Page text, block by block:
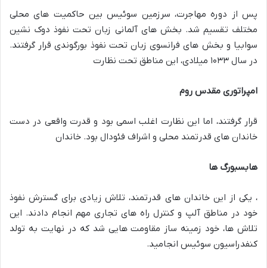
پس از دوره مهاجرت، سرزمین سوئیس بین حاکمیت های محلی
مختلف تقسیم شد. بخش های آلمانی زبان تحت نفوذ دوک نشین
سوابیا و بخش های فرانسوی زبان تحت نفوذ بورگوندی قرار گرفتند.
در سال ۱۰۳۳ میلادی، این مناطق تحت نظارت
امپراتوری مقدس روم
قرار گرفتند، اما این نظارت اغلب اسمی بود و قدرت واقعی در دست
خاندان های قدرتمند محلی و اشراف فئودال بود. خاندان
هابسبورگ ها
، یکی از این خاندان های قدرتمند، تلاش زیادی برای گسترش نفوذ
خود در مناطق آلپ و کنترل راه های تجاری مهم انجام دادند. این
تلاش ها، خود زمینه ساز مقاومت هایی شد که در نهایت به تولد
کنفدراسیون سوئیس انجامید.